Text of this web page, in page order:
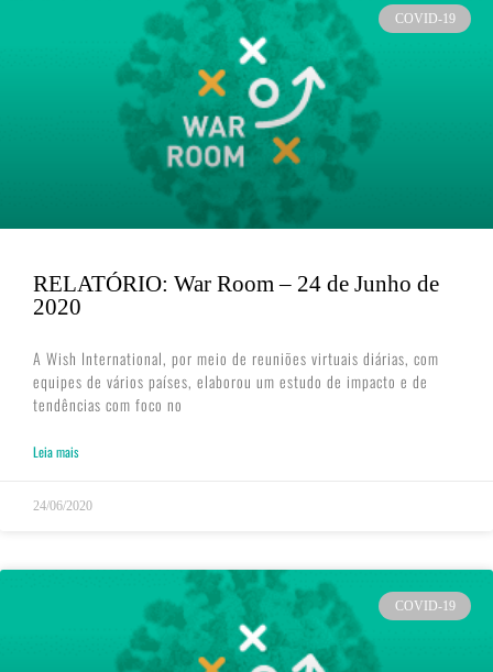
COVID-19
RELATÓRIO: War Room – 24 de Junho de
2020
A Wish International, por meio de reuniões virtuais diárias, com
equipes de vários países, elaborou um estudo de impacto e de
tendências com foco no
Leia mais
24/06/2020
COVID-19